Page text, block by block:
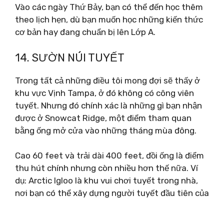
Vào các ngày Thứ Bảy, bạn có thể đến học thêm
theo lịch hẹn, dù bạn muốn học những kiến ​​thức
cơ bản hay đang chuẩn bị lên Lớp A.
14. SƯỜN NÚI TUYẾT
Trong tất cả những điều tôi mong đợi sẽ thấy ở
khu vực Vịnh Tampa, ở đó không có công viên
tuyết. Nhưng đó chính xác là những gì bạn nhận
được ở Snowcat Ridge, một điểm tham quan
bằng ống mở cửa vào những tháng mùa đông.
Cao 60 feet và trải dài 400 feet, đồi ống là điểm
thu hút chính nhưng còn nhiều hơn thế nữa. Ví
dụ: Arctic Igloo là khu vui chơi tuyết trong nhà,
nơi bạn có thể xây dựng người tuyết đầu tiên của